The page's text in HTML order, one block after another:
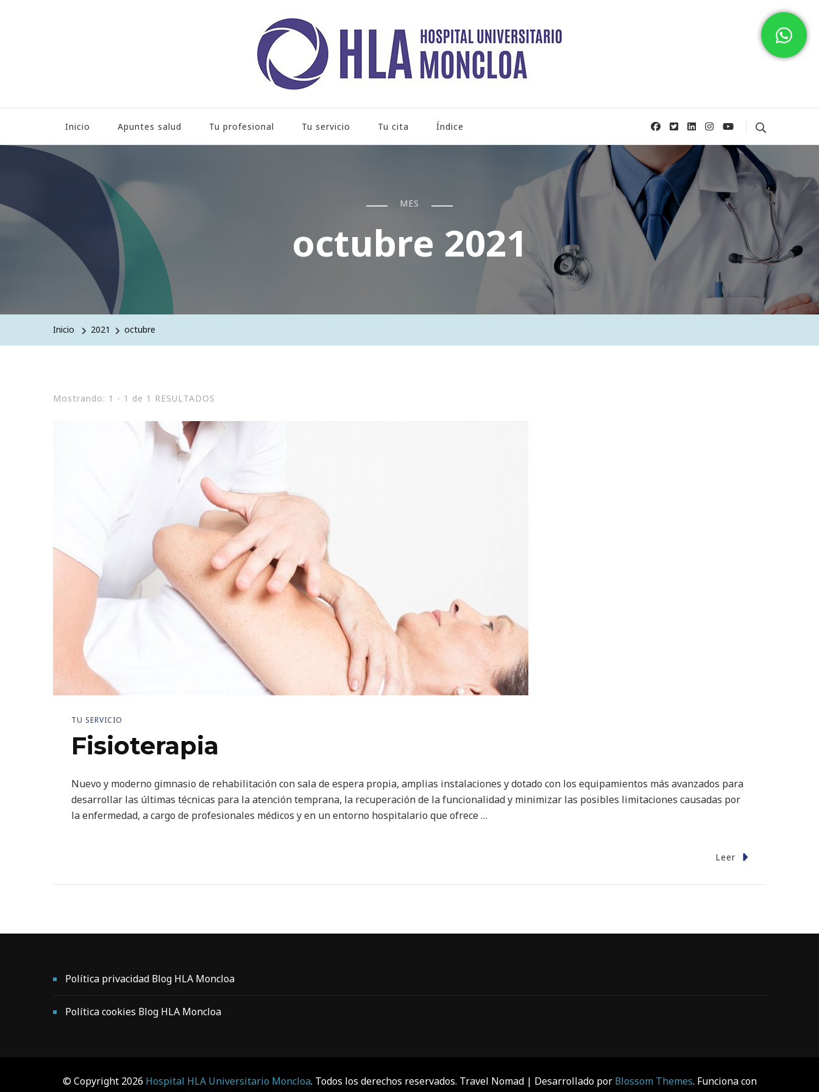
Inicio Apuntes salud Tu profesional Tu servicio Tu cita Índice
MES
octubre 2021
Inicio 2021 octubre
Mostrando: 1 - 1 de 1 RESULTADOS
TU SERVICIO
Fisioterapia
Nuevo y moderno gimnasio de rehabilitación con sala de espera propia, amplias instalaciones y dotado con los equipamientos más avanzados para
desarrollar las últimas técnicas para la atención temprana, la recuperación de la funcionalidad y minimizar las posibles limitaciones causadas por
la enfermedad, a cargo de profesionales médicos y en un entorno hospitalario que ofrece …
Leer
Política privacidad Blog HLA Moncloa
Política cookies Blog HLA Moncloa
© Copyright 2026 Hospital HLA Universitario Moncloa. Todos los derechos reservados. Travel Nomad | Desarrollado porBlossom Themes. Funciona con